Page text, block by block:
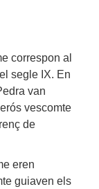
correspon al
segle IX. En
van
vescomte
de
eren
guiaven els